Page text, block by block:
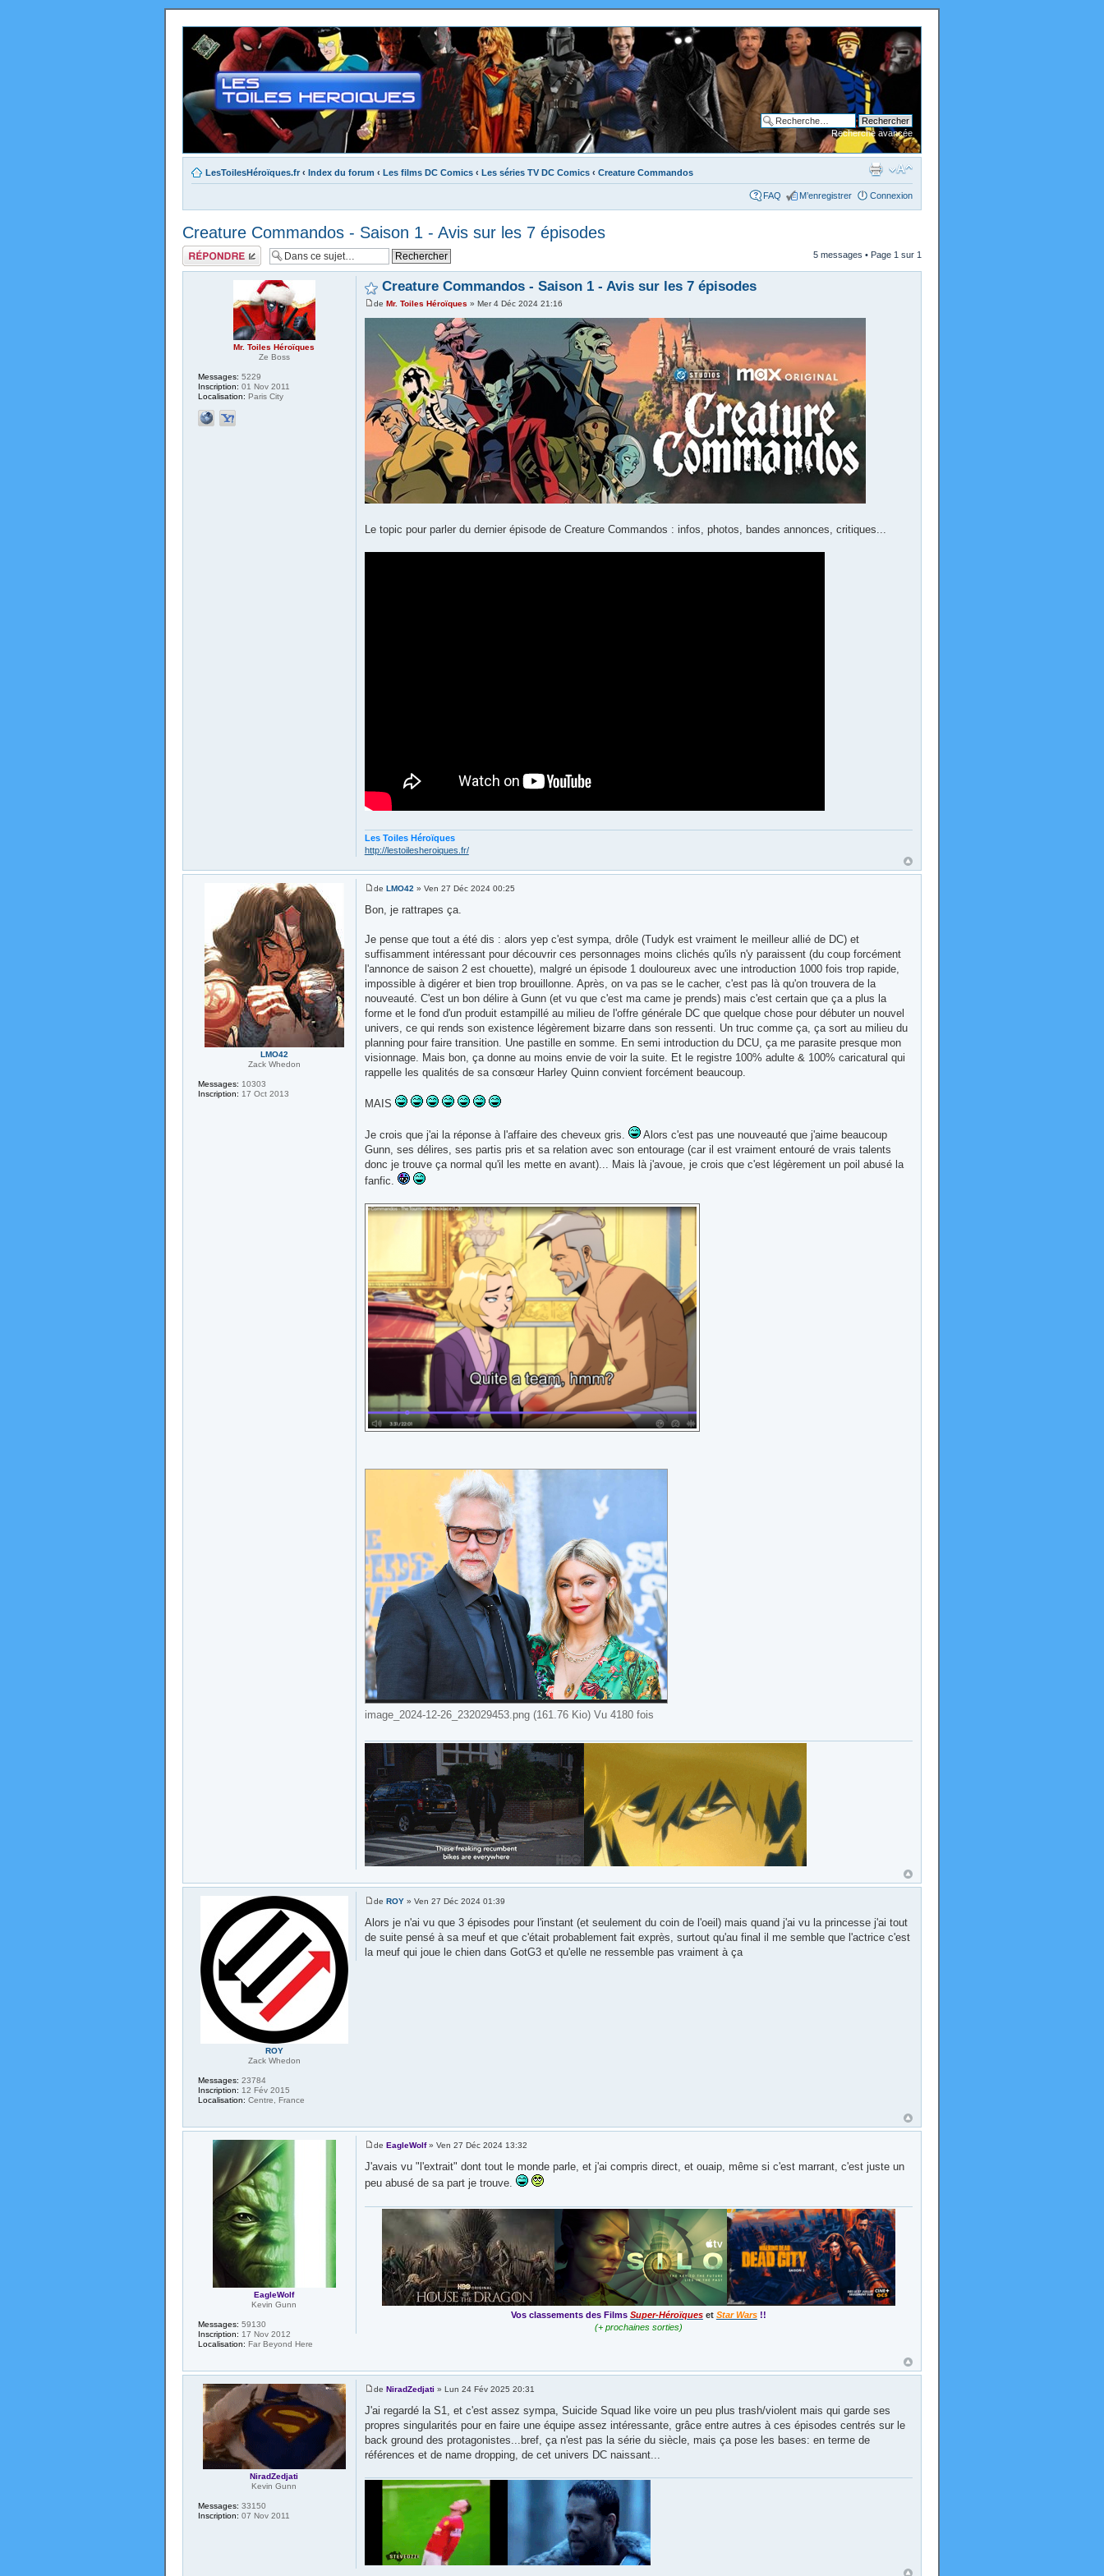
Recherche avancée
LesToilesHéroïques.fr ‹ Index du forum ‹ Les films DC Comics ‹ Les séries TV DC Comics ‹ Creature Commandos
FAQ M’enregistrer Connexion
Creature Commandos - Saison 1 - Avis sur les 7 épisodes
Répondre 5 messages • Page 1 sur 1
Creature Commandos - Saison 1 - Avis sur les 7 épisodes
de Mr. Toiles Héroïques » Mer 4 Déc 2024 21:16
Le topic pour parler du dernier épisode de Creature Commandos : infos, photos, bandes annonces, critiques...
Les Toiles Héroïques
http://lestoilesheroiques.fr/
Mr. Toiles Héroïques
Ze Boss
Messages: 5229
Inscription: 01 Nov 2011
Localisation: Paris City
de LMO42» Ven 27 Déc 2024 00:25
Bon, je rattrapes ça.
Je pense que tout a été dis : alors yep c'est sympa, drôle (Tudyk est vraiment le meilleur allié de DC) et
suffisamment intéressant pour découvrir ces personnages moins clichés qu'ils n'y paraissent (du coup forcément
l'annonce de saison 2 est chouette), malgré un épisode 1 douloureux avec une introduction 1000 fois trop rapide,
impossible à digérer et bien trop brouillonne. Après, on va pas se le cacher, c'est pas là qu'on trouvera de la
nouveauté. C'est un bon délire à Gunn (et vu que c'est ma came je prends) mais c'est certain que ça a plus la
forme et le fond d'un produit estampillé au milieu de l'offre générale DC que quelque chose pour débuter un nouvel
univers, ce qui rends son existence légèrement bizarre dans son ressenti. Un truc comme ça, ça sort au milieu du
planning pour faire transition. Une pastille en somme. En semi introduction du DCU, ça me parasite presque mon
visionnage. Mais bon, ça donne au moins envie de voir la suite. Et le registre 100% adulte & 100% caricatural qui
rappelle les qualités de sa consœur Harley Quinn convient forcément beaucoup.
MAIS
Je crois que j'ai la réponse à l'affaire des cheveux gris.
Alors c'est pas une nouveauté que j'aime beaucoup
Gunn, ses délires, ses partis pris et sa relation avec son entourage (car il est vraiment entouré de vrais talents
donc je trouve ça normal qu'il les mette en avant)... Mais là j'avoue, je crois que c'est légèrement un poil abusé la
fanfic.
image_2024-12-26_232029453.png (161.76 Kio) Vu 4180 fois
LMO42
Zack Whedon
Messages: 10303
Inscription: 17 Oct 2013
de ROY» Ven 27 Déc 2024 01:39
Alors je n'ai vu que 3 épisodes pour l'instant (et seulement du coin de l'oeil) mais quand j'ai vu la princesse j'ai tout
de suite pensé à sa meuf et que c'était probablement fait exprès, surtout qu'au final il me semble que l'actrice c'est
la meuf qui joue le chien dans GotG3 et qu'elle ne ressemble pas vraiment à ça
ROY
Zack Whedon
Messages: 23784
Inscription: 12 Fév 2015
Localisation: Centre, France
de EagleWolf» Ven 27 Déc 2024 13:32
J'avais vu "l'extrait" dont tout le monde parle, et j'ai compris direct, et ouaip, même si c'est marrant, c'est juste un
peu abusé de sa part je trouve.
Vos classements des Films Super-Héroïques et Star Wars !!
(+ prochaines sorties)
EagleWolf
Kevin Gunn
Messages: 59130
Inscription: 17 Nov 2012
Localisation: Far Beyond Here
de NiradZedjati » Lun 24 Fév 2025 20:31
J'ai regardé la S1, et c'est assez sympa, Suicide Squad like voire un peu plus trash/violent mais qui garde ses
propres singularités pour en faire une équipe assez intéressante, grâce entre autres à ces épisodes centrés sur le
back ground des protagonistes...bref, ça n'est pas la série du siècle, mais ça pose les bases: en terme de
références et de name dropping, de cet univers DC naissant...
NiradZedjati
Kevin Gunn
Messages: 33150
Inscription: 07 Nov 2011